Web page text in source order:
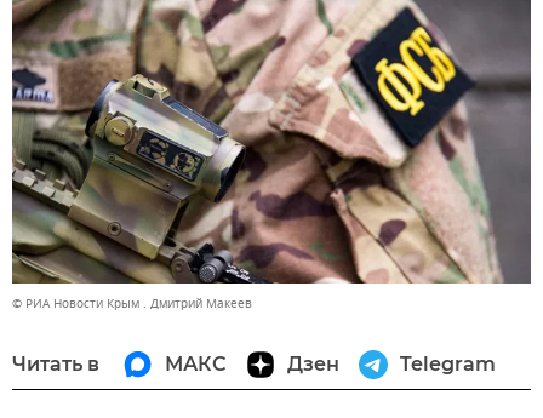
© РИА Новости Крым . Дмитрий Макеев
Читать в МАКС Дзен Telegram